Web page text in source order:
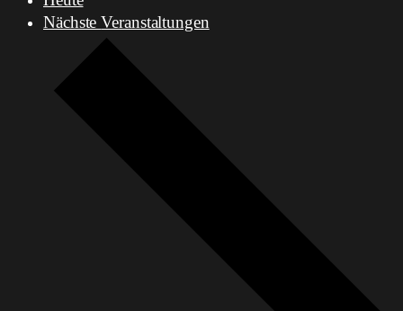
NächsteVeranstaltungen